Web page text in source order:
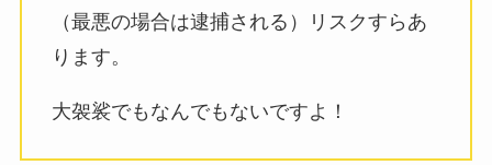
（最悪の場合は逮捕される）リスクすらあ
ります。
大袈裟でもなんでもないですよ！